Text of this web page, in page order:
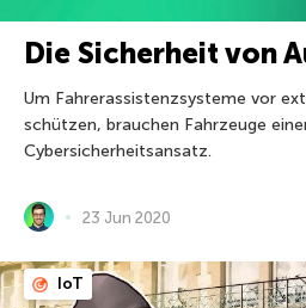
Die Sicherheit von
Um Fahrerassistenzsysteme vor
schützen, brauchen Fahrzeuge
Cybersicherheitsansatz.
23 Jun 2020
IoT